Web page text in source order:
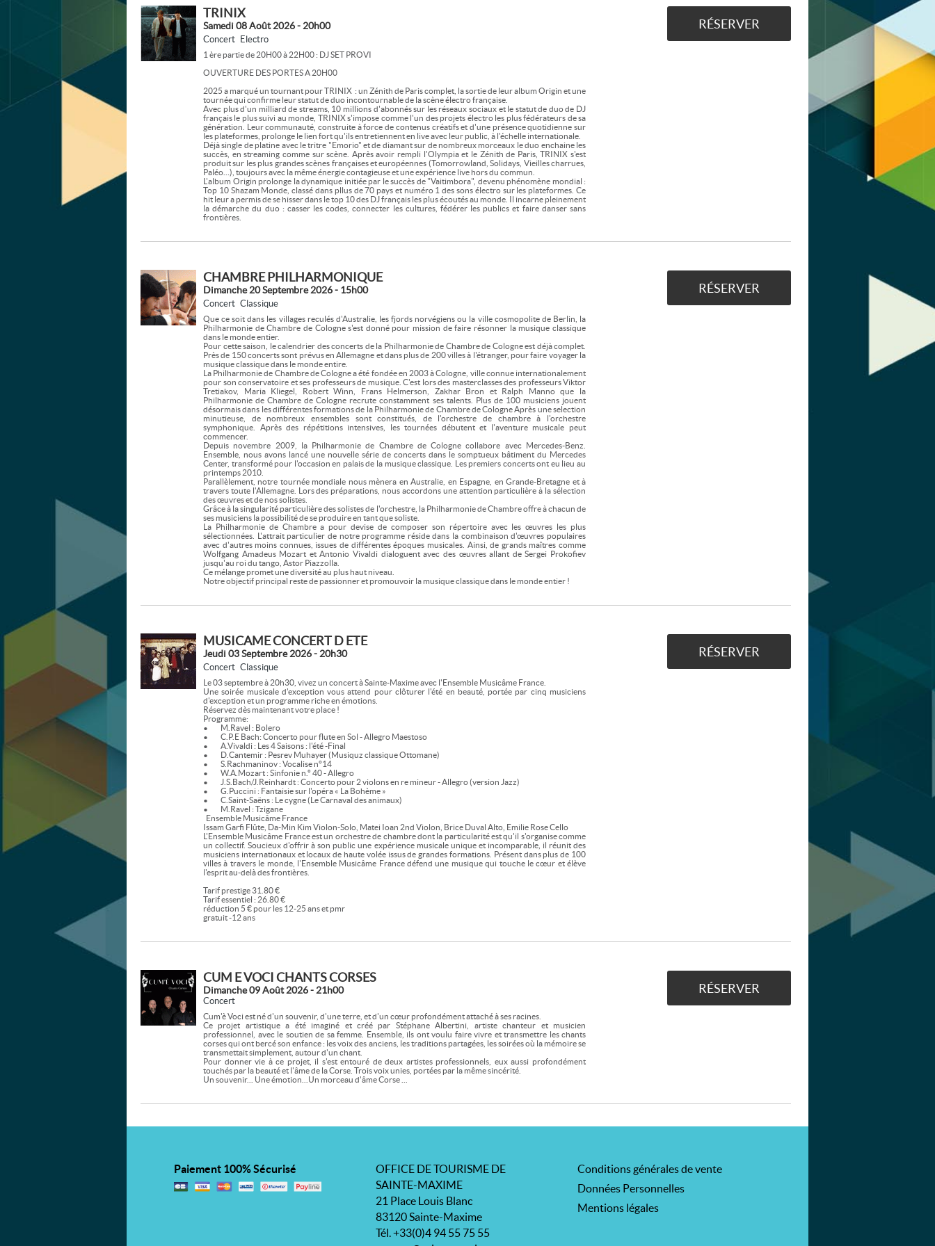
TRINIX
Samedi 08 Août 2026 - 20h00
Concert Electro
1 ère partie de 20H00 à 22H00 : DJ SET PROVI
OUVERTURE DES PORTES A 20H00
2025 a marqué un tournant pour TRINIX : un Zénith de Paris complet, la sortie de leur album Origin et une
tournée qui confirme leur statut de duo incontournable de la scène électro française.
Avec plus d'un milliard de streams, 10 millions d'abonnés sur les réseaux sociaux et le statut de duo de DJ
français le plus suivi au monde, TRINIX s'impose comme l'un des projets électro les plus fédérateurs de sa
génération. Leur communauté, construite à force de contenus créatifs et d'une présence quotidienne sur
les plateformes, prolonge le lien fort qu'ils entretiennent en live avec leur public, à l'échelle internationale.
Déjà single de platine avec le tritre "Emorio" et de diamant sur de nombreux morceaux le duo enchaine les
succès, en streaming comme sur scène. Après avoir rempli l'Olympia et le Zénith de Paris, TRINIX s'est
produit sur les plus grandes scènes françaises et européennes (Tomorrowland, Solidays, Vieilles charrues,
Paléo…), toujours avec la même énergie contagieuse et une expérience live hors du commun.
L'album Origin prolonge la dynamique initiée par le succès de "Vaitimbora", devenu phénomène mondial :
Top 10 Shazam Monde, classé dans pllus de 70 pays et numéro 1 des sons électro sur les plateformes. Ce
hit leur a permis de se hisser dans le top 10 des DJ français les plus écoutés au monde. Il incarne pleinement
la démarche du duo : casser les codes, connecter les cultures, fédérer les publics et faire danser sans
frontières.
RÉSERVER
CHAMBRE PHILHARMONIQUE
Dimanche 20 Septembre 2026 - 15h00
Concert Classique
Que ce soit dans les villages reculés d'Australie, les fjords norvégiens ou la ville cosmopolite de Berlin, la
Philharmonie de Chambre de Cologne s'est donné pour mission de faire résonner la musique classique
dans le monde entier.
Pour cette saison, le calendrier des concerts de la Philharmonie de Chambre de Cologne est déjà complet.
Près de 150 concerts sont prévus en Allemagne et dans plus de 200 villes à l'étranger, pour faire voyager la
musique classique dans le monde entire.
La Philharmonie de Chambre de Cologne a été fondée en 2003 à Cologne, ville connue internationalement
pour son conservatoire et ses professeurs de musique. C'est lors des masterclasses des professeurs Viktor
Tretiakov, Maria Kliegel, Robert Winn, Frans Helmerson, Zakhar Bron et Ralph Manno que la
Philharmonie de Chambre de Cologne recrute constamment ses talents. Plus de 100 musiciens jouent
désormais dans les différentes formations de la Philharmonie de Chambre de Cologne Après une selection
minutieuse, de nombreux ensembles sont constitués, de l'orchestre de chambre à l'orchestre
symphonique. Après des répétitions intensives, les tournées débutent et l'aventure musicale peut
commencer.
Depuis novembre 2009, la Philharmonie de Chambre de Cologne collabore avec Mercedes-Benz.
Ensemble, nous avons lancé une nouvelle série de concerts dans le somptueux bâtiment du Mercedes
Center, transformé pour l'occasion en palais de la musique classique. Les premiers concerts ont eu lieu au
printemps 2010.
Parallèlement, notre tournée mondiale nous mènera en Australie, en Espagne, en Grande-Bretagne et à
travers toute l'Allemagne. Lors des préparations, nous accordons une attention particulière à la sélection
des œuvres et de nos solistes.
Grâce à la singularité particulière des solistes de l'orchestre, la Philharmonie de Chambre offre à chacun de
ses musiciens la possibilité de se produire en tant que soliste.
La Philharmonie de Chambre a pour devise de composer son répertoire avec les œuvres les plus
sélectionnées. L'attrait particulier de notre programme réside dans la combinaison d'œuvres populaires
avec d'autres moins connues, issues de différentes époques musicales. Ainsi, de grands maîtres comme
Wolfgang Amadeus Mozart et Antonio Vivaldi dialoguent avec des œuvres allant de Sergei Prokofiev
jusqu'au roi du tango, Astor Piazzolla.
Ce mélange promet une diversité au plus haut niveau.
Notre objectif principal reste de passionner et promouvoir la musique classique dans le monde entier !
RÉSERVER
MUSICAME CONCERT D ETE
Jeudi 03 Septembre 2026 - 20h30
Concert Classique
Le 03 septembre à 20h30, vivez un concert à Sainte-Maxime avec l'Ensemble Musicâme France.
Une soirée musicale d'exception vous attend pour clôturer l'été en beauté, portée par cinq musiciens
d'exception et un programme riche en émotions.
Réservez dès maintenant votre place !
Programme:
• M.Ravel : Bolero
• C.P.E Bach: Concerto pour flute en Sol - Allegro Maestoso
• A.Vivaldi : Les 4 Saisons : l'été -Final
• D.Cantemir : Pesrev Muhayer (Musiquz classique Ottomane)
• S.Rachmaninov : Vocalise n°14
• W.A.Mozart : Sinfonie n.º 40 - Allegro
• J.S.Bach/J.Reinhardt : Concerto pour 2 violons en re mineur - Allegro (version Jazz)
• G.Puccini : Fantaisie sur l'opéra « La Bohème »
• C.Saint-Saëns : Le cygne (Le Carnaval des animaux)
• M.Ravel : Tzigane
Ensemble Musicâme France
Issam Garfi Flûte, Da-Min Kim Violon-Solo, Matei Ioan 2nd Violon, Brice Duval Alto, Emilie Rose Cello
L'Ensemble Musicâme France est un orchestre de chambre dont la particularité est qu'il s'organise comme
un collectif. Soucieux d'offrir à son public une expérience musicale unique et incomparable, il réunit des
musiciens internationaux et locaux de haute volée issus de grandes formations. Présent dans plus de 100
villes à travers le monde, l'Ensemble Musicâme France défend une musique qui touche le cœur et élève
l'esprit au-delà des frontières.
Tarif prestige 31.80 €
Tarif essentiel : 26.80 €
réduction 5 € pour les 12-25 ans et pmr
gratuit -12 ans
RÉSERVER
CUM E VOCI CHANTS CORSES
Dimanche 09 Août 2026 - 21h00
Concert
Cum'è Voci est né d'un souvenir, d'une terre, et d'un cœur profondément attaché à ses racines.
Ce projet artistique a été imaginé et créé par Stéphane Albertini, artiste chanteur et musicien
professionnel, avec le soutien de sa femme. Ensemble, ils ont voulu faire vivre et transmettre les chants
corses qui ont bercé son enfance : les voix des anciens, les traditions partagées, les soirées où la mémoire se
transmettait simplement, autour d'un chant.
Pour donner vie à ce projet, il s'est entouré de deux artistes professionnels, eux aussi profondément
touchés par la beauté et l'âme de la Corse. Trois voix unies, portées par la même sincérité.
Un souvenir... Une émotion...Un morceau d'âme Corse ...
RÉSERVER
Paiement 100% Sécurisé
OFFICE DE TOURISME DE
SAINTE-MAXIME
21 Place Louis Blanc
83120 Sainte-Maxime
Tél. +33(0)4 94 55 75 55
Conditions générales de vente
Données Personnelles
Mentions légales